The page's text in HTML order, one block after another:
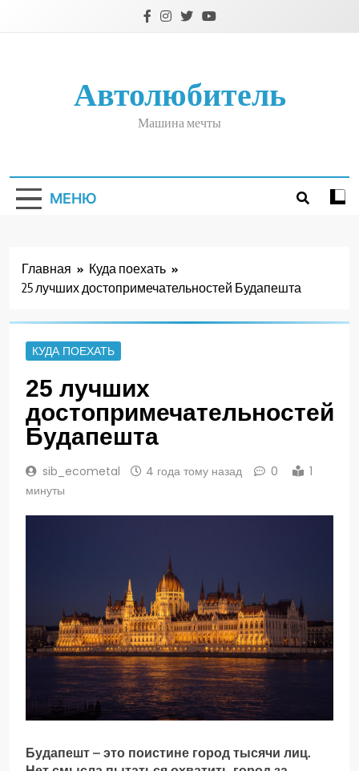
Автолюбитель
Машина мечты
МЕНЮ
Главная
Куда поехать
25 лучших достопримечательностей Будапешта
КУДА ПОЕХАТЬ
25 лучших
достопримечательностей
Будапешта
sib_ecometal 4 года тому назад 0
1
минуты
Будапешт – это поистине город тысячи лиц.